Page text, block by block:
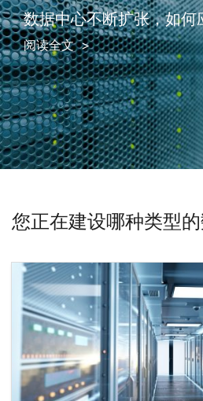
数据中心不断扩张，如何
阅读全文
您正在建设哪种类型